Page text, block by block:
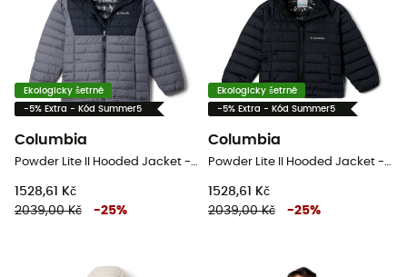
Ekologicky šetrné
-5% Extra - Kód Summer5
Columbia
Powder Lite II Hooded Jacket - Dětská péřova
1528,61 Kč
2039,00 Kč
-25%
Ekologicky šetrné
-5% Extra - Kód Summer5
Columbia
Powder Lite II Hooded Jacket - Dětská péřova
1528,61 Kč
2039,00 Kč
-25%